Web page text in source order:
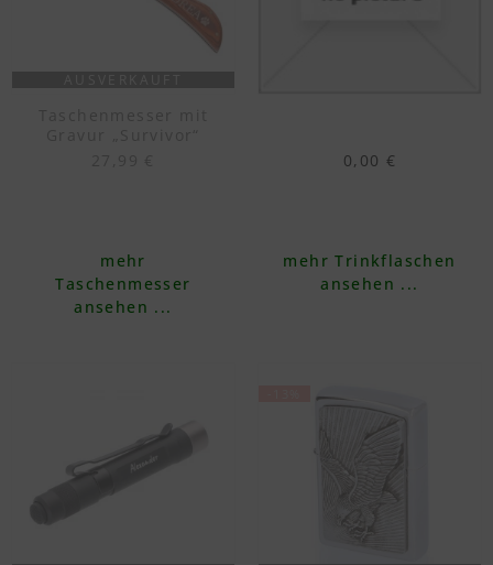
0,00 €
mehr
Taschenmesser
ansehen ...
mehr Trinkflaschen
ansehen ...